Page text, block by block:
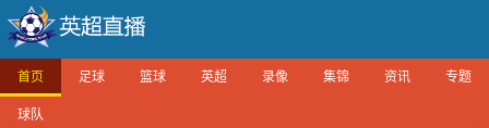
首页 足球 篮球 英超 录像 集锦 资讯 专题
球队